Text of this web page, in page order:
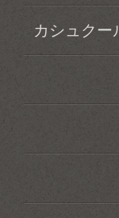
カシュクー